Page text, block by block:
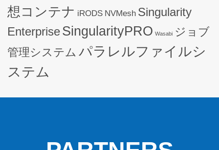
想コンテナ iRODS NVMesh Singularity
EnterpriseSingularityPRO Wasabi ジョブ
管理システム パラレルファイルシ
ステム